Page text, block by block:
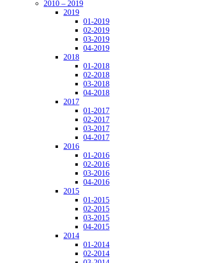
2010 – 2019
2019
01-2019
02-2019
03-2019
04-2019
2018
01-2018
02-2018
03-2018
04-2018
2017
01-2017
02-2017
03-2017
04-2017
2016
01-2016
02-2016
03-2016
04-2016
2015
01-2015
02-2015
03-2015
04-2015
2014
01-2014
02-2014